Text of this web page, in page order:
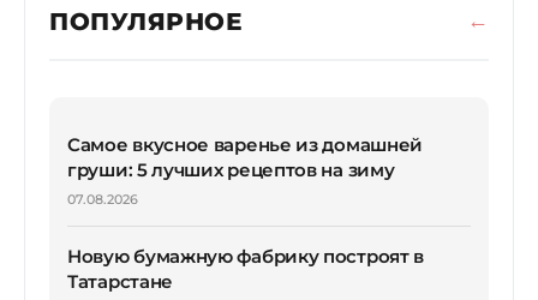
ПОПУЛЯРНОЕ
Самое вкусное варенье из домашней
груши: 5 лучших рецептов на зиму
07.08.2026
Новую бумажную фабрику построят в
Татарстане